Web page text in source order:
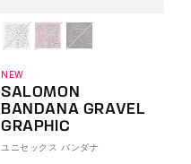
NEW
SALOMON
BANDANA GRAVEL
GRAPHIC
ユニセックス バンダナ